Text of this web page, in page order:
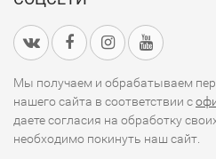
Мы получаем и обрабатываем
нашего сайта в соответствии с
даете согласия на обработку
необходимо покинуть наш сайт.